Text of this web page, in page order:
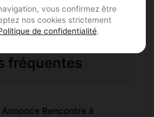
vous confirmez être
nos cookies strictement
de confidentialité.
fréquentes
Rencontre à